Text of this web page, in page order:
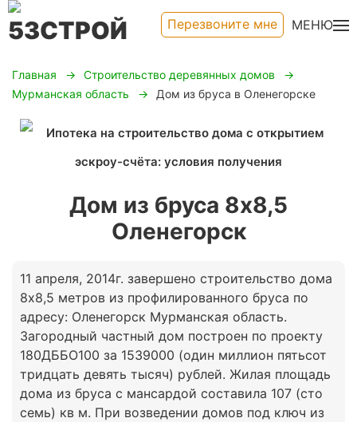
Перезвоните мне МЕНЮ
Главная
Строительство деревянных домов
Мурманская область
Дом из бруса в Оленегорске
Дом из бруса 8х8,5
Оленегорск
11 апреля, 2014г. завершено строительство дома
8х8,5 метров из профилированного бруса по
адресу: Оленегорск Мурманская область.
Загородный частный дом построен по проекту
180ДББО100 за 1539000 (один миллион пятьсот
тридцать девять тысяч) рублей. Жилая площадь
дома из бруса с мансардой составила 107 (сто
семь) кв м. При возведении домов под ключ из